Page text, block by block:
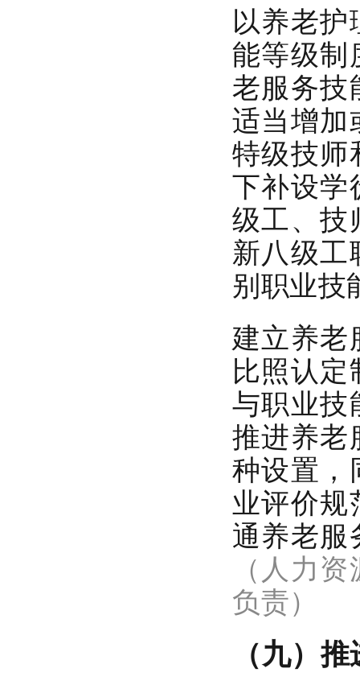
以养老
能等级制
老服务技
适当增加
特级技师
下补设学
级工、技
新八级
别职业技
建立养老
比照认
与职业技
推进养老
种设置，
业评价规
通养老服
（人力
负责）
（九）